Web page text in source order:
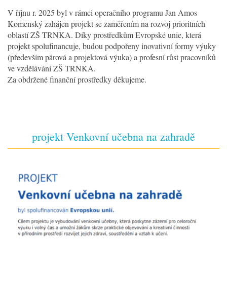
V říjnu r. 2025 byl v rámci operačního programu Jan Amos
Komenský zahájen projekt se zaměřením na rozvoj prioritních
oblastí ZŠ TRNKA. Díky prostředkům Evropské unie, která
projekt spolufinancuje, budou podpořeny inovativní formy výuky
(především párová a projektová výuka) a profesní růst pracovníků
ve vzdělávání ZŠ TRNKA.
Za obdržené finanční prostředky děkujeme.
projekt Venkovní učebna na zahradě